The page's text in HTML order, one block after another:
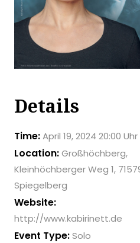
Details
Time:April 19, 2024 20:00 Uhr
Location:Großhöchberg,
Kleinhöchberger Weg 1,
Spiegelberg
Website:
http://www.kabirinett.de
Event Type:Solo